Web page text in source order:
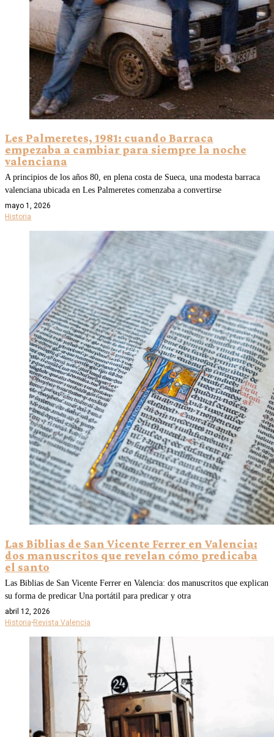
Les Palmeretes, 1981: cuando Barraca
empezaba a cambiar para siempre la noche
valenciana
A principios de los años 80, en plena costa de Sueca, una modesta barraca
valenciana ubicada en Les Palmeretes comenzaba a convertirse
mayo 1, 2026
Historia
Las Biblias de San Vicente Ferrer en Valencia:
dos manuscritos que revelan cómo predicaba
el santo
Las Biblias de San Vicente Ferrer en Valencia: dos manuscritos que explican
su forma de predicar Una portátil para predicar y otra
abril 12, 2026
Historia· Revista Valencia